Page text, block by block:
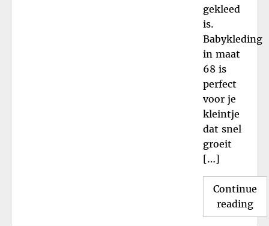
gekleed
is.
Babykleding
in maat
68 is
perfect
voor je
kleintje
dat snel
groeit
[…]
Continue
reading